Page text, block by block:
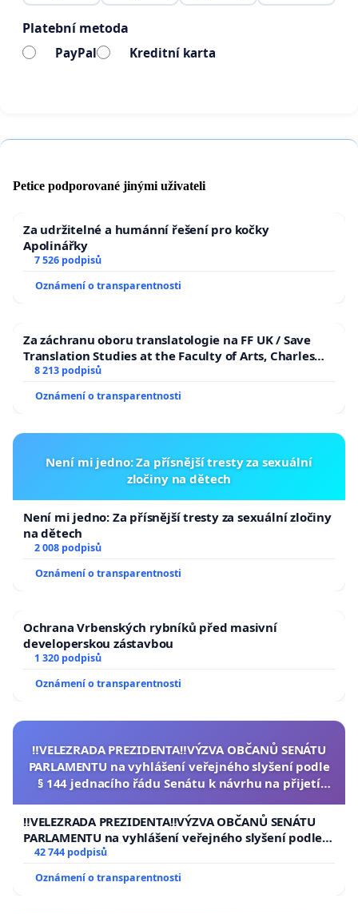
Platební metoda
PayPal Kreditní karta
Petice podporované jinými uživateli
Za udržitelné a humánní řešení pro kočky
Apolinářky
7 526 podpisů
Oznámení o transparentnosti
Za záchranu oboru translatologie na FF UK / Save
Translation Studies at the Faculty of Arts, Charles
University
8 213 podpisů
Oznámení o transparentnosti
Není mi jedno: Za přísnější tresty za sexuální
zločiny na dětech
Není mi jedno: Za přísnější tresty za sexuální zločiny
na dětech
2 008 podpisů
Oznámení o transparentnosti
Ochrana Vrbenských rybníků před masivní
developerskou zástavbou
1 320 podpisů
Oznámení o transparentnosti
‼️VELEZRADA PREZIDENTA‼️VÝZVA OBČANŮ SENÁTU
PARLAMENTU na vyhlášení veřejného slyšení podle
§ 144 jednacího řádu Senátu k návrhu na přijetí
republiky
‼️VELEZRADA PREZIDENTA‼️VÝZVA OBČANŮ SENÁTU
PARLAMENTU na vyhlášení veřejného slyšení podle §
144 jednacího řádu Senátu k návrhu na přijetí
republiky
42 744 podpisů
Oznámení o transparentnosti